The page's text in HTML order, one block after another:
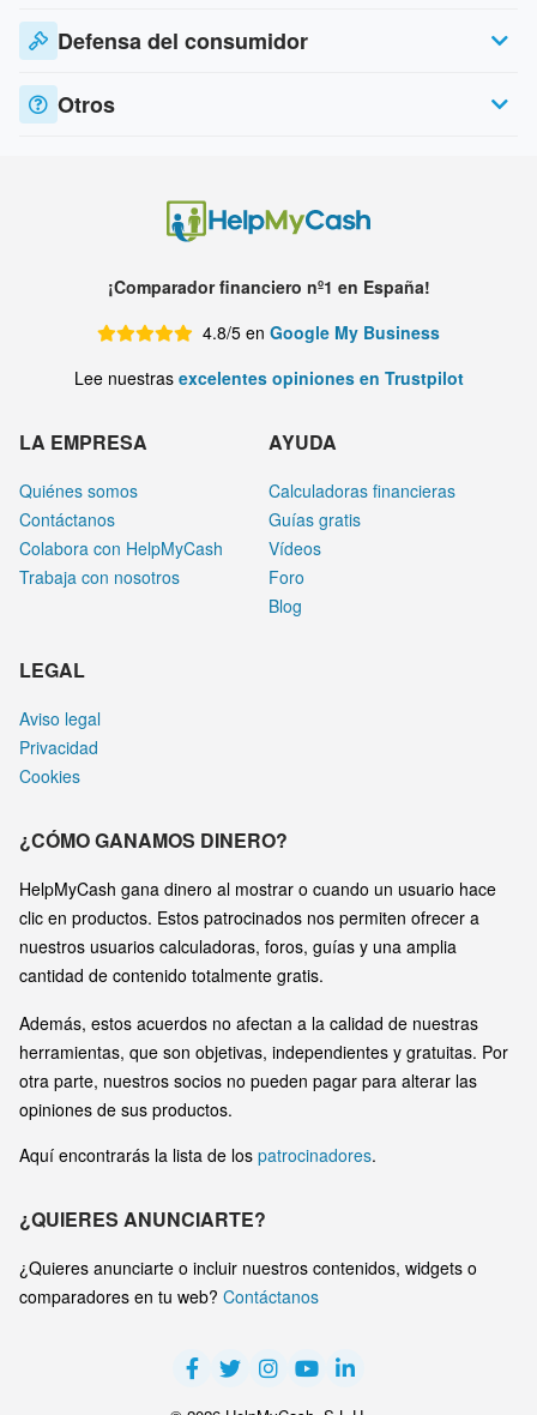
Defensa del consumidor
Otros
¡Comparador financiero nº1 en España!
4.8/5 en Google My Business
Lee nuestras excelentes opiniones en Trustpilot
LA EMPRESA
Quiénes somos
Contáctanos
Colabora con HelpMyCash
Trabaja con nosotros
AYUDA
Calculadoras financieras
Guías gratis
Vídeos
Foro
Blog
LEGAL
Aviso legal
Privacidad
Cookies
¿CÓMO GANAMOS DINERO?
HelpMyCash gana dinero al mostrar o cuando un usuario hace
clic en productos. Estos patrocinados nos permiten ofrecer a
nuestros usuarios calculadoras, foros, guías y una amplia
cantidad de contenido totalmente gratis.
Además, estos acuerdos no afectan a la calidad de nuestras
herramientas, que son objetivas, independientes y gratuitas. Por
otra parte, nuestros socios no pueden pagar para alterar las
opiniones de sus productos.
Aquí encontrarás la lista de los patrocinadores.
¿QUIERES ANUNCIARTE?
¿Quieres anunciarte o incluir nuestros contenidos, widgets o
comparadores en tu web? Contáctanos